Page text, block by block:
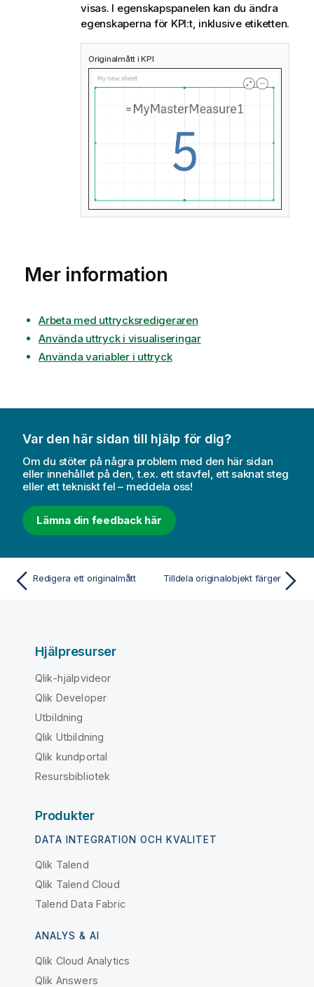
visas. I egenskapspanelen kan du ändra
egenskaperna för KPI:t, inklusive etiketten.
Originalmått i KPI
Mer information
Arbeta med uttrycksredigeraren
Använda uttryck i visualiseringar
Använda variabler i uttryck
Var den här sidan till hjälp för dig?
Om du stöter på några problem med den här sidan
eller innehållet på den, t.ex. ett stavfel, ett saknat steg
eller ett tekniskt fel – meddela oss!
Lämna din feedback här
Redigera ett originalmått Tilldela originalobjekt färger
Hjälpresurser
Qlik-hjälpvideor
Qlik Developer
Utbildning
Qlik Utbildning
Qlik kundportal
Resursbibliotek
Produkter
DATA INTEGRATION OCH KVALITET
Qlik Talend
Qlik Talend Cloud
Talend Data Fabric
ANALYS & AI
Qlik Cloud Analytics
Qlik Answers